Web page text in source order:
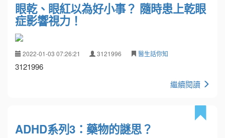
眼乾、眼紅以為好小事？ 隨時患上乾眼
症影響視力！
2022-01-03 07:26:21 3121996 醫生話你知
3121996
繼續閱讀
ADHD系列3：藥物的謎思？